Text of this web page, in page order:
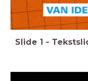
Slide 1 -